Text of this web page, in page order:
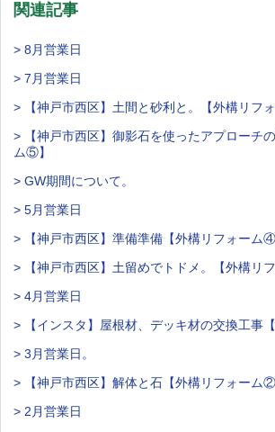
関連記事
> 8月営業日
> 7月営業日
> 【神戸市西区】土間と砂利と。【外構リフ
> 【神戸市西区】御影石を使ったアプローチ
ム⑤】
> GW期間について。
> 5月営業日
> 【神戸市西区】準備準備【外構リフォーム④
> 【神戸市西区】土留めでトドメ。【外構リ
> 4月営業日
> 【インスタ】屋根材、デッキ材の交換工事【
> 3月営業日。
> 【神戸市西区】解体と石【外構リフォーム②
> 2月営業日